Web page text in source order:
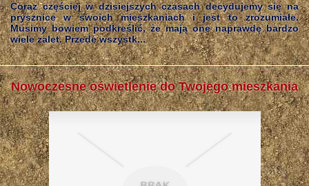
Coraz częściej w dzisiejszych czasach decydujemy się na
prysznice w swoich mieszkaniach i jest to zrozumiałe.
Musimy bowiem podkreślić, że mają one naprawdę bardzo
wiele zalet. Przede wszystk...
Nowoczesne oświetlenie do Twojego mieszkania